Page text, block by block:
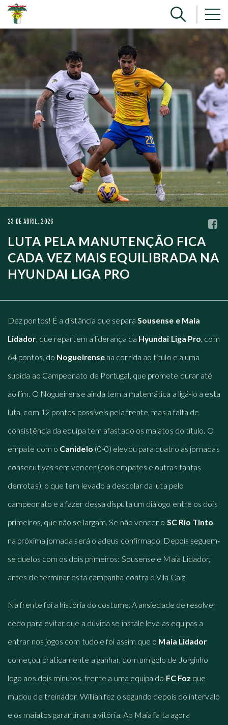
23 DE ABRIL, 2026
LUTA PELA MANUTENÇÃO FICA
CADA VEZ MAIS EQUILIBRADA NA
HYUNDAI LIGA PRO
Dez pontos! É a distância que separa Sousense e Maia
Lidador, que repartem a liderança da Hyundai Liga Pro, com
64 pontos, do Nogueirensena corrida ao título e a uma
subida ao Campeonato de Portugal, que promete durar até
ao fim. O Nogueirense ainda tem a matemática a ligá-lo a esta
luta, com 12 pontos possíveis pela frente, mas a falta de
consistência da equipa tem afastado os maiatos do título. O
empate com o Canidelo (0-0) elevou para quatro as jornadas
consecutivas sem vencer (dois empates e outras tantas
derrotas), o que tem levado a descolar da luta pelo
campeonato e a fazer dessa disputa um diálogo entre os dois
primeiros, que não se largam. Se não vencer o SC Rio Tinto
na próxima jornada será o adeus confirmado. Depois seguem-
se duelos com os dois primeiros: Sousense e Maia Lidador,
antes de terminar esta campanha contra o Vila Caiz.
Na frente foi a história do costume. A ansiedade de resolver
cedo para evitar que a dúvida se instale leva as equipas a
entrar nos jogos com tudo e foi assim que o Maia Lidador
começou praticamente a ganhar, com um golo de Jorginho
logo aos dois minutos, frente a uma equipa do FC Foz que
mudou de treinador. Willian fez o segundo depois do intervalo
e os maiatos garantiram a vitória. Ao Maia falta agora